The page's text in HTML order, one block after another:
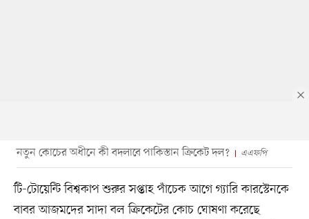
নতুন কোচের অধীনে কী বদলাবে পাকিস্তান ক্রিকেট দল? এএফপি
টি-টোয়েন্টি বিশ্বকাপ শুরুর সপ্তাহ পাঁচেক আগে গ্যারি কারস্টেনকে
বাবর আজমদের সাদা বল ক্রিকেটের কোচ ঘোষণা করেছে